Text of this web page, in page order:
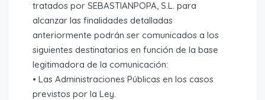
tratados por SEBASTIANPOPA, S.L. para
alcanzar las finalidades detalladas
anteriormente podrán ser comunicados a los
siguientes destinatarios en función de la base
legitimadora de la comunicación:
• Las Administraciones Públicas en los casos
previstos por la Ley.